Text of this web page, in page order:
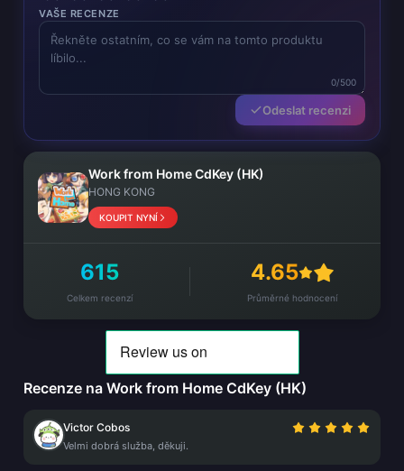
VAŠE RECENZE
0/500
Odeslat recenzi
Work from Home CdKey (HK)
HONG KONG
KOUPIT NYNÍ
615
Celkem recenzí
4.65
Průměrné hodnocení
Recenze na Work from Home CdKey (HK)
Victor Cobos
Velmi dobrá služba, děkuji.